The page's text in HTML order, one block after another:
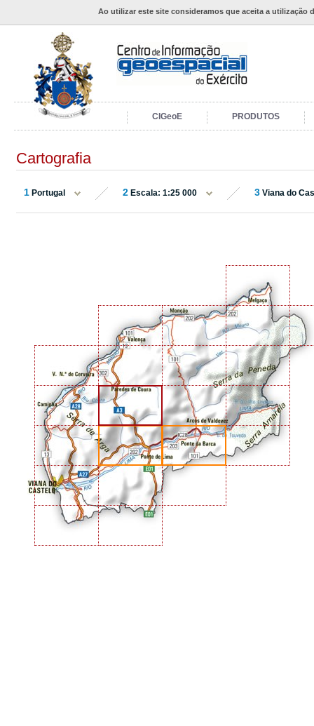
Ao utilizar este site consideramos que aceita a utilização
CIGeoE PRODUTOS
Cartografia
1 Portugal 2 Escala: 1:25 000 3 Viana do